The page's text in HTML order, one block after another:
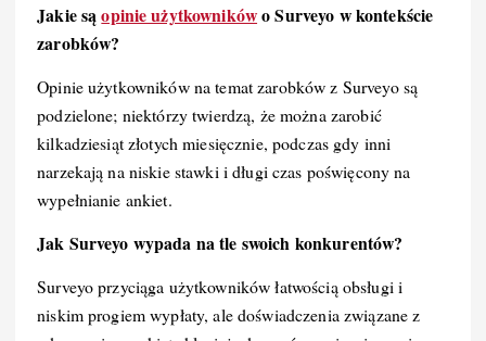
Jakie sąopinie użytkownikówo Surveyo w kontekście
zarobków?
Opinie użytkowników na temat zarobków z Surveyo są
podzielone; niektórzy twierdzą, że można zarobić
kilkadziesiąt złotych miesięcznie, podczas gdy inni
narzekają na niskie stawki i długi czas poświęcony na
wypełnianie ankiet.
Jak Surveyo wypada na tle swoich konkurentów?
Surveyo przyciąga użytkowników łatwością obsługi i
niskim progiem wypłaty, ale doświadczenia związane z